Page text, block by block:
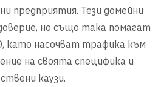
предприятия. Тези домейни
но също така помагат
като насочват трафика към
на своята специфика и
каузи.